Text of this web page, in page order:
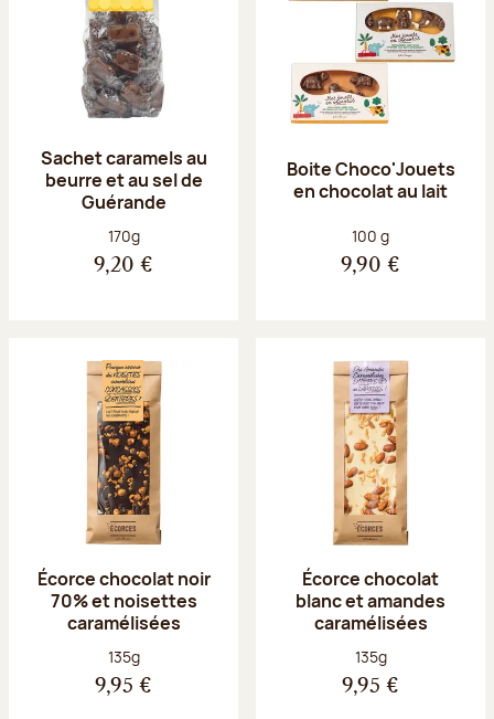
Sachet caramels au
beurre et au sel de
Guérande
Poids net :
170g
9,20 €
Boite Choco'Jouets
en chocolat au lait
Poids net :
100 g
9,90 €
Écorce chocolat noir
70% et noisettes
caramélisées
Poids net :
135g
9,95 €
Écorce chocolat
blanc et amandes
caramélisées
Poids net :
135g
9,95 €